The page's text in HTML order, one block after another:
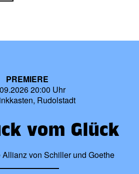
PREMIERE
20:00 Uhr
Rudolstadt
vom Glück
von Schiller und Goethe